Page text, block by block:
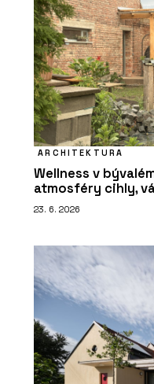
ARCHITEKTURA
Wellness v
atmosféry cihly,
23. 6. 2026